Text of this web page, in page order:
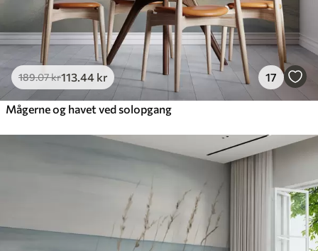
189.07kr113.44 kr 17
Mågerne og havet ved solopgang